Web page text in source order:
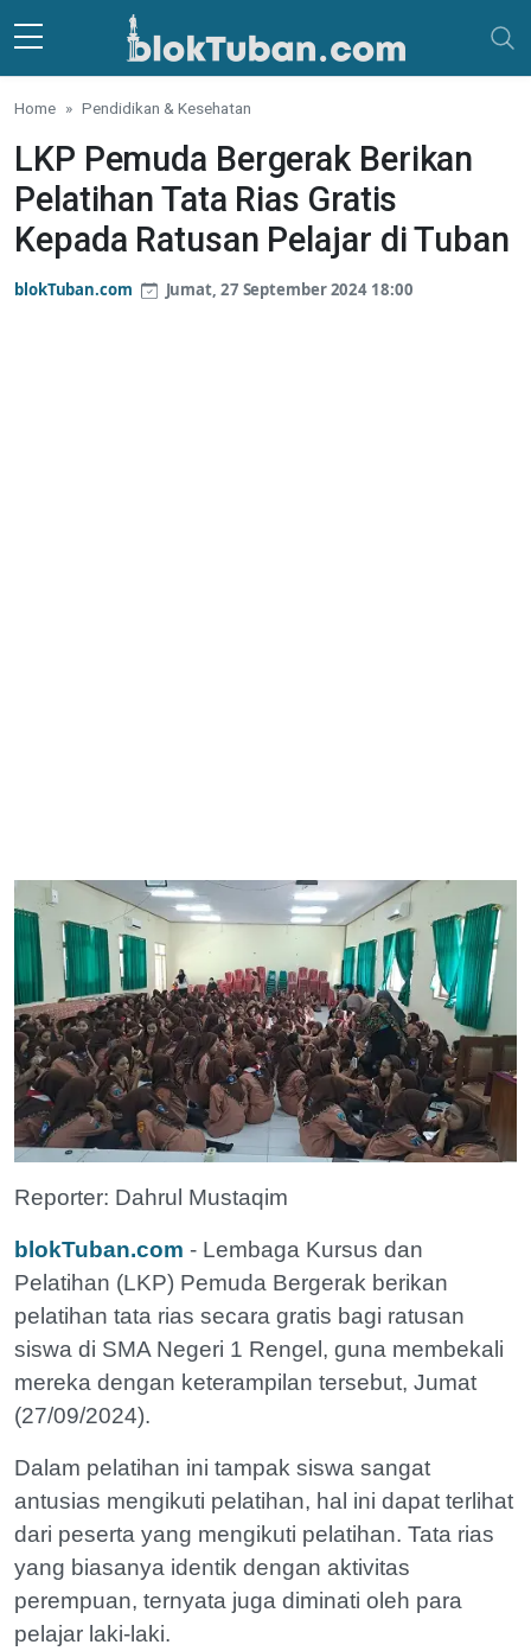
Skip to main content
Home Pendidikan & Kesehatan
LKP Pemuda Bergerak Berikan
Pelatihan Tata Rias Gratis
Kepada Ratusan Pelajar di Tuban
blokTuban.com Jumat, 27 September 2024 18:00
Reporter: Dahrul Mustaqim
blokTuban.com - Lembaga Kursus dan
Pelatihan (LKP) Pemuda Bergerak berikan
pelatihan tata rias secara gratis bagi ratusan
siswa di SMA Negeri 1 Rengel, guna membekali
mereka dengan keterampilan tersebut, Jumat
(27/09/2024).
Dalam pelatihan ini tampak siswa sangat
antusias mengikuti pelatihan, hal ini dapat terlihat
dari peserta yang mengikuti pelatihan. Tata rias
yang biasanya identik dengan aktivitas
perempuan, ternyata juga diminati oleh para
pelajar laki-laki.